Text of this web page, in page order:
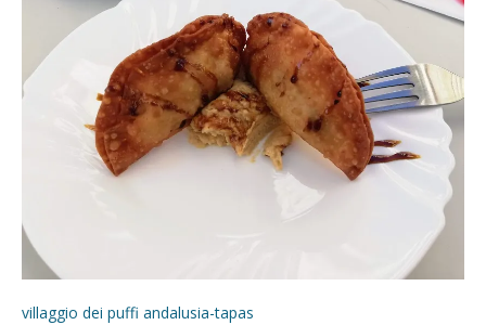
villaggio dei puffi andalusia-tapas